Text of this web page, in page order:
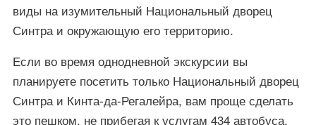
виды на изумительный Национальный дворец
Синтра и окружающую его территорию.
Если во время однодневной экскурсии вы
планируете посетить только Национальный дворец
Синтра и Кинта-да-Регалейра, вам проще сделать
это пешком, не прибегая к услугам 434 автобуса.